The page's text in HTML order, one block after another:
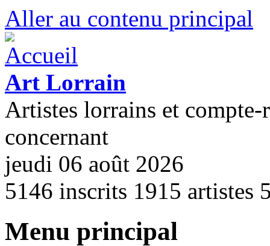
Aller au contenu principal
Art Lorrain
Artistes lorrains et compte-
concernant
jeudi 06 août 2026
5146 inscrits 1915 artistes
Menu principal